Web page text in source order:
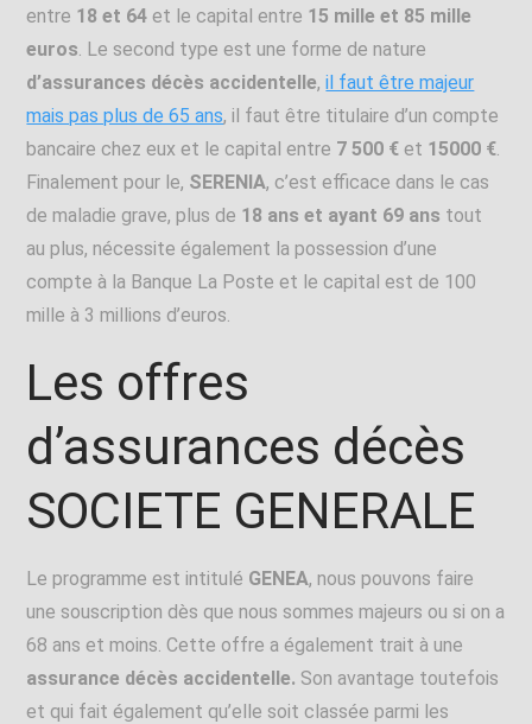
entre 18 et 64 et le capital entre 15 mille et 85 mille
euros. Le second type est une forme de nature
d’assurances décès accidentelle,il faut être majeur
mais pas plus de 65 ans, il faut être titulaire d’un compte
bancaire chez eux et le capital entre 7 500 € et 15000 €.
Finalement pour le, SERENIA, c’est efficace dans le cas
de maladie grave, plus de 18 ans et ayant 69 ans tout
au plus, nécessite également la possession d’une
compte à la Banque La Poste et le capital est de 100
mille à 3 millions d’euros.
Les offres
d’assurances décès
SOCIETE GENERALE
Le programme est intitulé GENEA, nous pouvons faire
une souscription dès que nous sommes majeurs ou si on a
68 ans et moins. Cette offre a également trait à une
assurance décès accidentelle. Son avantage toutefois
et qui fait également qu’elle soit classée parmi les